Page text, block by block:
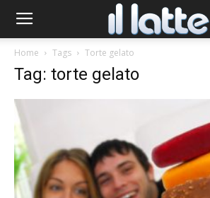
Home Tags Torte gelato
Tag: torte gelato